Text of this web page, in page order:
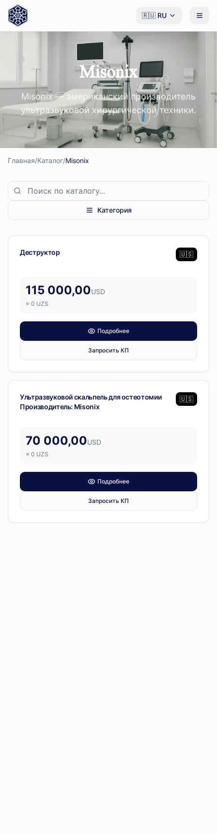
🇷🇺 RU
Misonix
Misonix — американский производитель
ультразвуковой хирургической техники.
Главная/Каталог/Misonix
Категория
Misonix
Операционный блок
Деструктор 🇺🇸
115 000,00USD
≈ 0 UZS
Подробнее
Запросить КП
Операционный блок
Ультразвуковой скальпель для остеотомии
Производитель: Misonix
🇺🇸
70 000,00USD
≈ 0 UZS
Подробнее
Запросить КП